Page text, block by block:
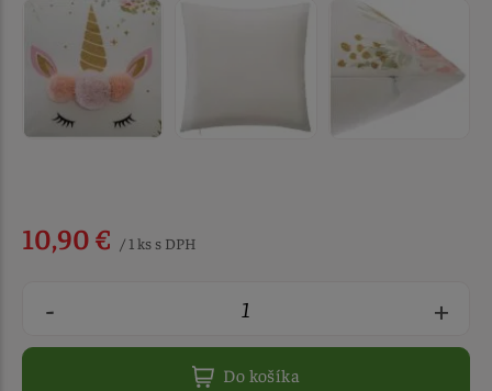
10,90 € / 1 ks s DPH
- +
Do košíka